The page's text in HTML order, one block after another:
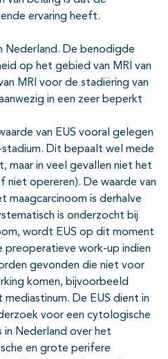
ervaring heeft.
Nederland. De benodigde
op het gebied van MRI van
MRI voor de stadiëring van
in een zeer beperkt
van EUS vooral gelegen
Dit bepaalt wel mede
maar in veel gevallen niet het
niet opereren). De waarde van
maagcarcinoom is derhalve
is onderzocht bij
wordt EUS op dit moment
preoperatieve work-up indien
gevonden die niet voor
komen, bijvoorbeeld
De EUS dient in
voor een cytologische
in Nederland over het
en grote perifere